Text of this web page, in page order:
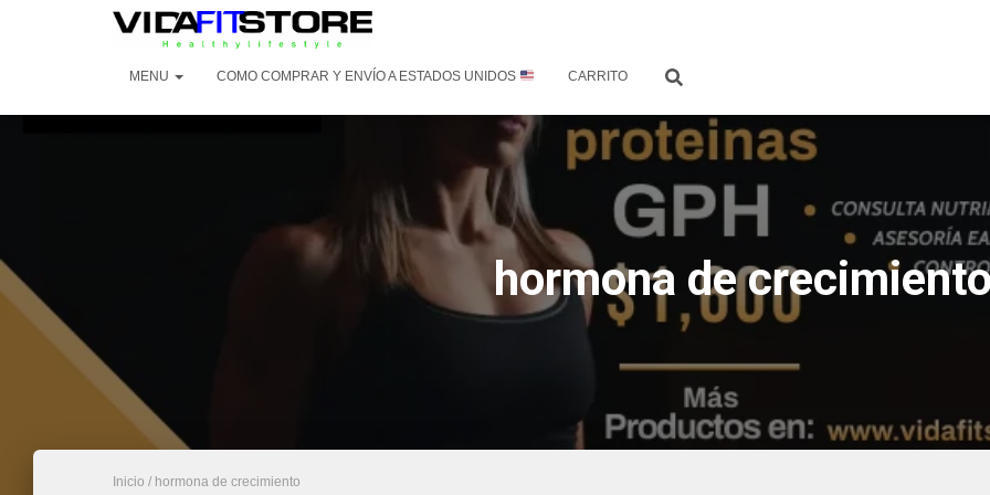
MENU COMO COMPRAR Y ENVÍO A ESTADOS UNIDOS CARRITO
hormona de
Inicio / hormona de crecimiento